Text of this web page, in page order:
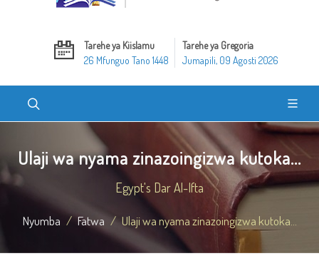
Tarehe ya Kiislamu
26 Mfunguo Tano 1448
Tarehe ya Gregoria
Jumapili, 09 Agosti 2026
Ulaji wa nyama zinazoingizwa kutoka...
Egypt's Dar Al-Ifta
Nyumba Fatwa Ulaji wa nyama zinazoingizwa kutoka...